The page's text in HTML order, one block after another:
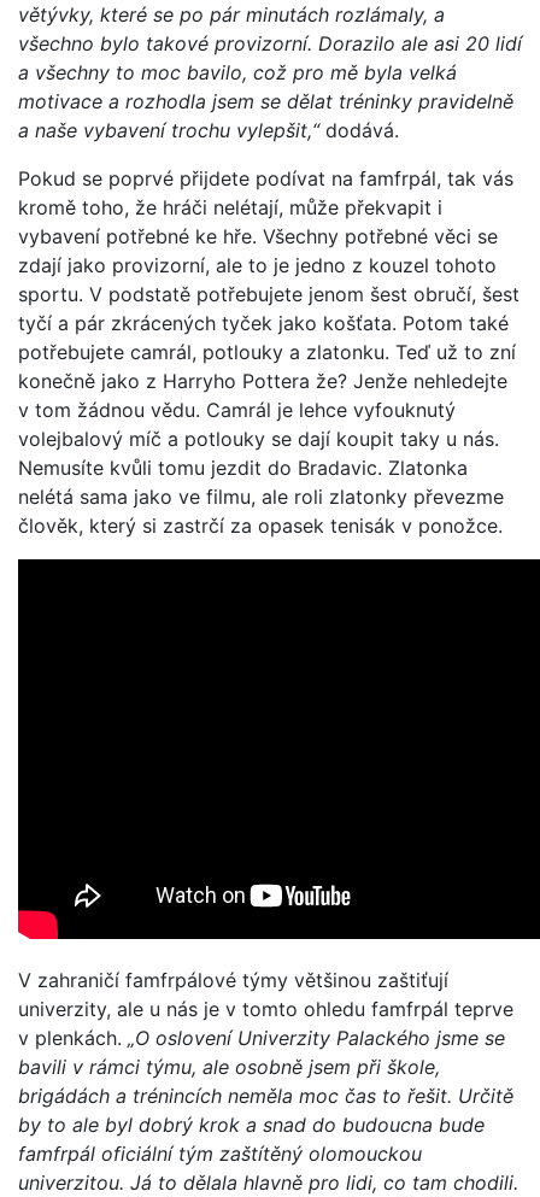
větývky, které se po pár minutách rozlámaly, a
všechno bylo takové provizorní. Dorazilo ale asi 20 lidí
a všechny to moc bavilo, což pro mě byla velká
motivace a rozhodla jsem se dělat tréninky pravidelně
a naše vybavení trochu vylepšit,“ dodává.
Pokud se poprvé přijdete podívat na famfrpál, tak vás
kromě toho, že hráči nelétají, může překvapit i
vybavení potřebné ke hře. Všechny potřebné věci se
zdají jako provizorní, ale to je jedno z kouzel tohoto
sportu. V podstatě potřebujete jenom šest obručí, šest
tyčí a pár zkrácených tyček jako košťata. Potom také
potřebujete camrál, potlouky a zlatonku. Teď už to zní
konečně jako z Harryho Pottera že? Jenže nehledejte
v tom žádnou vědu. Camrál je lehce vyfouknutý
volejbalový míč a potlouky se dají koupit taky u nás.
Nemusíte kvůli tomu jezdit do Bradavic. Zlatonka
nelétá sama jako ve filmu, ale roli zlatonky převezme
člověk, který si zastrčí za opasek tenisák v ponožce.
V zahraničí famfrpálové týmy většinou zaštiťují
univerzity, ale u nás je v tomto ohledu famfrpál teprve
v plenkách. „O oslovení Univerzity Palackého jsme se
bavili v rámci týmu, ale osobně jsem při škole,
brigádách a trénincích neměla moc čas to řešit. Určitě
by to ale byl dobrý krok a snad do budoucna bude
famfrpál oficiální tým zaštítěný olomouckou
univerzitou. Já to dělala hlavně pro lidi, co tam chodili.